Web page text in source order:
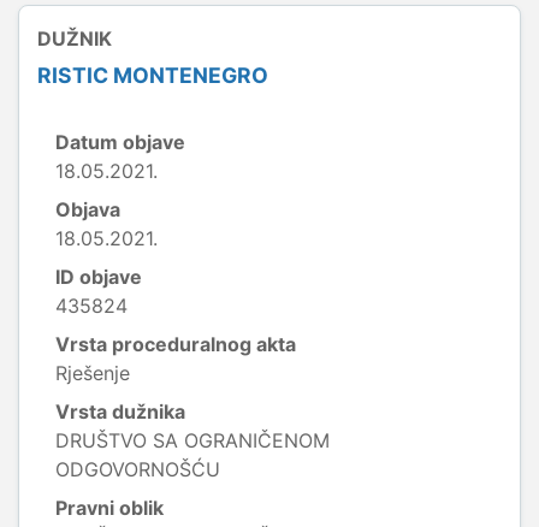
DUŽNIK
RISTIC MONTENEGRO
Datum objave
18.05.2021.
Objava
18.05.2021.
ID objave
435824
Vrsta proceduralnog akta
Rješenje
Vrsta dužnika
DRUŠTVO SA OGRANIČENOM
ODGOVORNOŠĆU
Pravni oblik